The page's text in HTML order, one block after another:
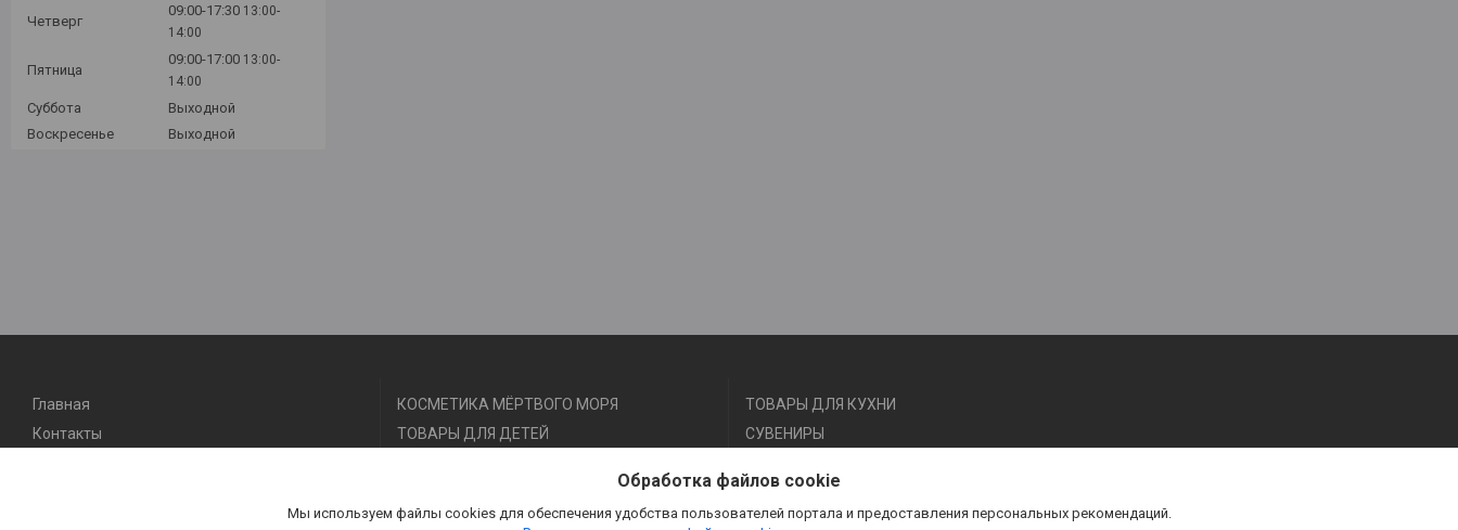
Четверг
09:00-17:30 13:00-
14:00
Пятница
09:00-17:00 13:00-
14:00
Суббота
Выходной
Воскресенье
Выходной
Главная
Контакты
КОСМЕТИКА МЁРТВОГО МОРЯ
ТОВАРЫ ДЛЯ ДЕТЕЙ
ТОВАРЫ ДЛЯ КРАСОТЫ И ЗДОРОВЬЯ
ТОВАРЫ ДЛЯ КУХНИ
СУВЕНИРЫ
Обработка файлов cookie
Мы используем файлы cookies для обеспечения удобства пользователей портала и предоставления персональных рекомендаций.